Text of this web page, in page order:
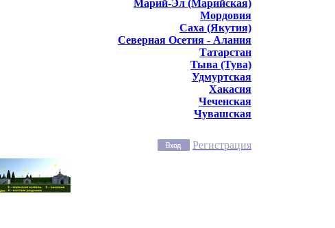
Марий-Эл (Марийская)
Мордовия
Саха (Якутия)
Северная Осетия - Алания
Татарстан
Тыва (Тува)
Удмуртская
Хакасия
Чеченская
Чувашская
Регистрация